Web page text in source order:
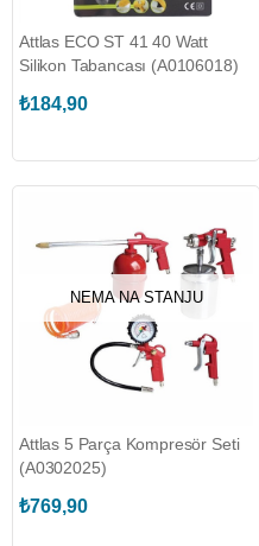
Attlas ECO ST 41 40 Watt
Silikon Tabancası (A0106018)
₺184,90
NEMA NA STANJU
Attlas 5 Parça Kompresör Seti
(A0302025)
₺769,90